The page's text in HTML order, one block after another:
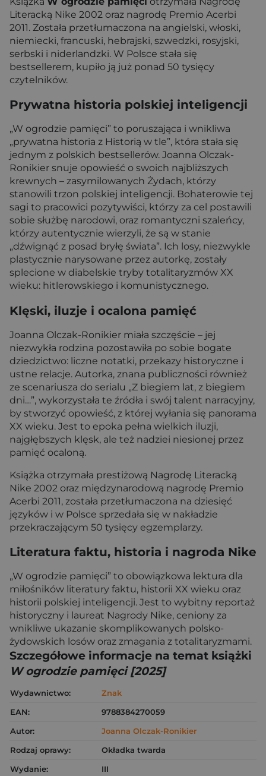
Literacką Nike 2002 oraz nagrodę Premio Acerbi
2011. Została przetłumaczona na angielski, włoski,
niemiecki, francuski, hebrajski, szwedzki, rosyjski,
serbski i niderlandzki. W Polsce stała się
bestsellerem, kupiło ją już ponad 50 tysięcy
czytelników.
Prywatna historia polskiej inteligencji
„W ogrodzie pamięci” to poruszająca i wnikliwa
„prywatna historia z Historią w tle”, która stała się
jednym z polskich bestsellerów. Joanna Olczak-
Ronikier snuje opowieść o swoich najbliższych
krewnych – zasymilowanych Żydach, którzy
stanowili trzon polskiej inteligencji. Bohaterowie tej
sagi to pracowici pozytywiści, którzy za cel postawili
sobie służbę narodowi, oraz romantyczni szaleńcy,
którzy autentycznie wierzyli, że są w stanie
„dźwignąć z posad bryłę świata”. Ich losy, niezwykle
plastycznie narysowane przez autorkę, zostały
splecione w diabelskie tryby totalitaryzmów XX
wieku: hitlerowskiego i komunistycznego.
Klęski, iluzje i ocalona pamięć
Joanna Olczak-Ronikier miała szczęście – jej
niezwykła rodzina pozostawiła po sobie bogate
dziedzictwo: liczne notatki, przekazy historyczne i
ustne relacje. Autorka, znana publiczności również
ze scenariusza do serialu „Z biegiem lat, z biegiem
dni…”, wykorzystała te źródła i swój talent narracyjny,
by stworzyć opowieść, z której wyłania się panorama
XX wieku. Jest to epoka pełna wielkich iluzji,
najgłębszych klęsk, ale też nadziei niesionej przez
pamięć ocaloną.
Książka otrzymała prestiżową Nagrodę Literacką
Nike 2002 oraz międzynarodową nagrodę Premio
Acerbi 2011, została przetłumaczona na dziesięć
języków i w Polsce sprzedała się w nakładzie
przekraczającym 50 tysięcy egzemplarzy.
Literatura faktu, historia i nagroda Nike
„W ogrodzie pamięci” to obowiązkowa lektura dla
miłośników literatury faktu, historii XX wieku oraz
historii polskiej inteligencji. Jest to wybitny reportaż
historyczny i laureat Nagrody Nike, ceniony za
wnikliwe ukazanie skomplikowanych polsko-
żydowskich losów oraz zmagania z totalitaryzmami.
Szczegółowe informacje na temat książki
W ogrodzie pamięci [2025]
Wydawnictwo:
Znak
EAN:
9788384270059
Autor:
Joanna Olczak-Ronikier
Rodzaj oprawy:
Okładka twarda
Wydanie:
III